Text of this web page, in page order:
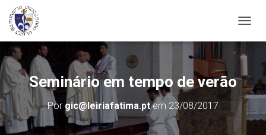
L
T
R
N
A
R
A
Seminário em tempo de verão
Por gic@leiriafatima.ptem 23/08/2017